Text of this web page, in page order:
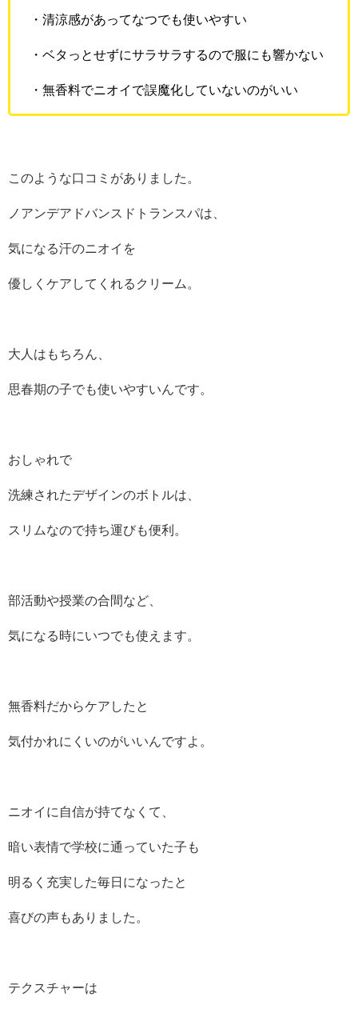
・清涼感があってなつでも使いやすい
・ベタっとせずにサラサラするので服にも響かない
・無香料でニオイで誤魔化していないのがいい
このような口コミがありました。
ノアンデアドバンスドトランスパは、
気になる汗のニオイを
優しくケアしてくれるクリーム。
大人はもちろん、
思春期の子でも使いやすいんです。
おしゃれで
洗練されたデザインのボトルは、
スリムなので持ち運びも便利。
部活動や授業の合間など、
気になる時にいつでも使えます。
無香料だからケアしたと
気付かれにくいのがいいんですよ。
ニオイに自信が持てなくて、
暗い表情で学校に通っていた子も
明るく充実した毎日になったと
喜びの声もありました。
テクスチャーは